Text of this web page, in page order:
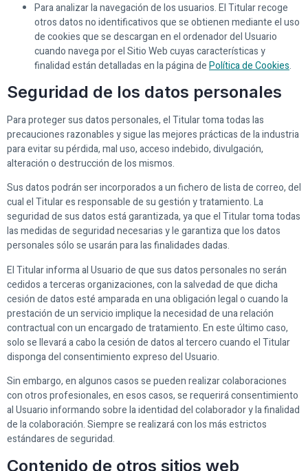
Para analizar la navegación de los usuarios. El Titular recoge
otros datos no identificativos que se obtienen mediante el uso
de cookies que se descargan en el ordenador del Usuario
cuando navega por el Sitio Web cuyas características y
finalidad están detalladas en la página dePolítica de Cookies.
Seguridad de los datos personales
Para proteger sus datos personales, el Titular toma todas las
precauciones razonables y sigue las mejores prácticas de la industria
para evitar su pérdida, mal uso, acceso indebido, divulgación,
alteración o destrucción de los mismos.
Sus datos podrán ser incorporados a un fichero de lista de correo, del
cual el Titular es responsable de su gestión y tratamiento. La
seguridad de sus datos está garantizada, ya que el Titular toma todas
las medidas de seguridad necesarias y le garantiza que los datos
personales sólo se usarán para las finalidades dadas.
El Titular informa al Usuario de que sus datos personales no serán
cedidos a terceras organizaciones, con la salvedad de que dicha
cesión de datos esté amparada en una obligación legal o cuando la
prestación de un servicio implique la necesidad de una relación
contractual con un encargado de tratamiento. En este último caso,
solo se llevará a cabo la cesión de datos al tercero cuando el Titular
disponga del consentimiento expreso del Usuario.
Sin embargo, en algunos casos se pueden realizar colaboraciones
con otros profesionales, en esos casos, se requerirá consentimiento
al Usuario informando sobre la identidad del colaborador y la finalidad
de la colaboración. Siempre se realizará con los más estrictos
estándares de seguridad.
Contenido de otros sitios web